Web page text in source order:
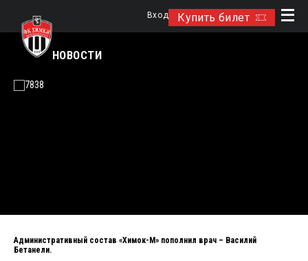
Купить билет
Вход
НОВОСТИ
Административный состав «Химок-М» пополнил врач – Василий
Бетанели.